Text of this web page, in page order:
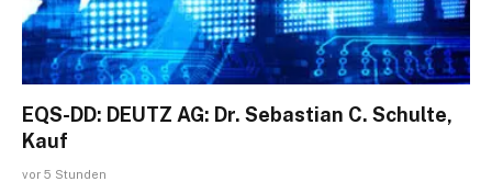
EQS-DD: DEUTZ AG: Dr. Sebastian C. Schulte,
Kauf
vor 5 Stunden